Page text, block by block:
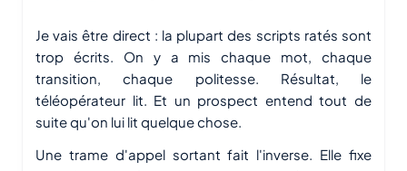
Je vais être direct : la plupart des scripts ratés sont
trop écrits. On y a mis chaque mot, chaque
transition, chaque politesse. Résultat, le
téléopérateur lit. Et un prospect entend tout de
suite qu'on lui lit quelque chose.
Une trame d'appel sortant fait l'inverse. Elle fixe